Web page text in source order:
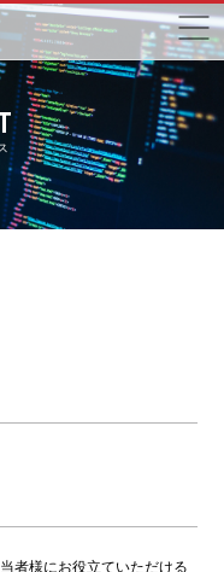
者様にお役立ていただける